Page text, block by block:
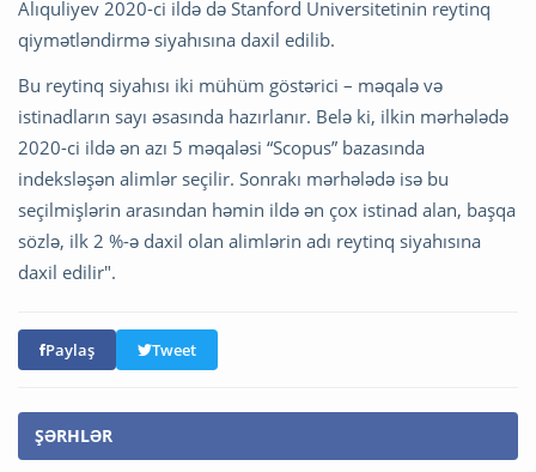
Alıquliyev 2020-ci ildə də Stanford Universitetinin reytinq
qiymətləndirmə siyahısına daxil edilib.
Bu reytinq siyahısı iki mühüm göstərici – məqalə və
istinadların sayı əsasında hazırlanır. Belə ki, ilkin mərhələdə
2020-ci ildə ən azı 5 məqaləsi “Scopus” bazasında
indeksləşən alimlər seçilir. Sonrakı mərhələdə isə bu
seçilmişlərin arasından həmin ildə ən çox istinad alan, başqa
sözlə, ilk 2 %-ə daxil olan alimlərin adı reytinq siyahısına
daxil edilir".
Paylaş Tweet
ŞƏRHLƏR